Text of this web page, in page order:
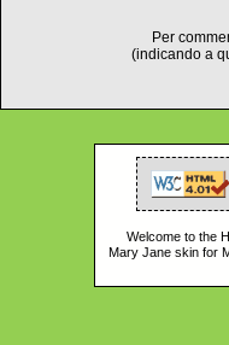
Per
(indicando a
Welcome to the
Mary Jane skin for